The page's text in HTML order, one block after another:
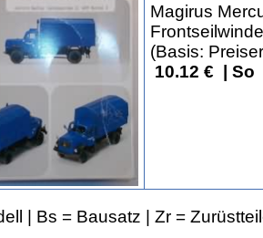
Magirus
(Basis:
10.12 € |
| Bs = Bausatz | Zr =